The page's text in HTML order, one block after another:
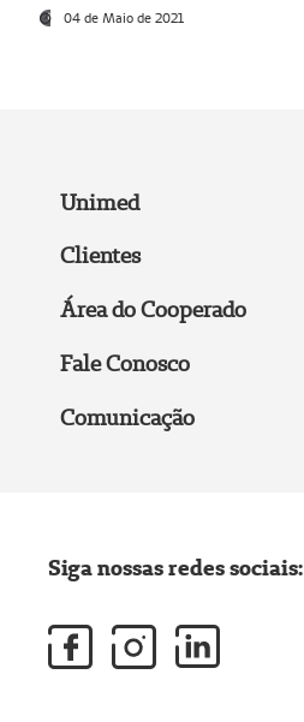
04 de Maio de 2021
Unimed
Clientes
Área do Cooperado
Fale Conosco
Comunicação
Siga nossas redes sociais: